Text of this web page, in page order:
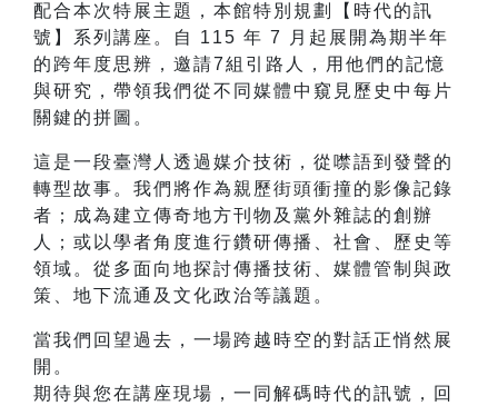
配合本次特展主題，本館特別規劃【時代的訊
號】系列講座。自 115 年 7 月起展開為期半年
的跨年度思辨，邀請7組引路人，用他們的記憶
與研究，帶領我們從不同媒體中窺見歷史中每片
關鍵的拼圖。
這是一段臺灣人透過媒介技術，從噤語到發聲的
轉型故事。我們將作為親歷街頭衝撞的影像記錄
者；成為建立傳奇地方刊物及黨外雜誌的創辦
人；或以學者角度進行鑽研傳播、社會、歷史等
領域。從多面向地探討傳播技術、媒體管制與政
策、地下流通及文化政治等議題。
當我們回望過去，一場跨越時空的對話正悄然展
開。
期待與您在講座現場，一同解碼時代的訊號，回